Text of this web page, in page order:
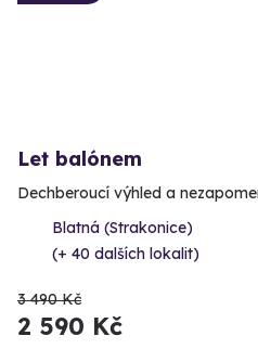
Let balónem
Dechberoucí výhled a
Blatná (Strakonice)
(+ 40 dalších lokalit)
3 490 Kč
2 590 Kč